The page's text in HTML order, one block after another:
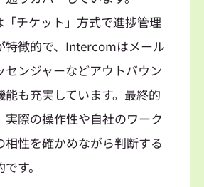
チケット」方式で進捗管理
特徴的で、Intercomはメール
センジャーなどアウトバウン
能も充実しています。最終的
実際の操作性や自社のワーク
相性を確かめながら判断する
す。